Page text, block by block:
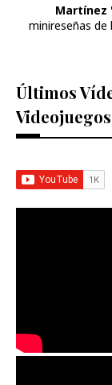
Martínez
minireseñas
Últimos